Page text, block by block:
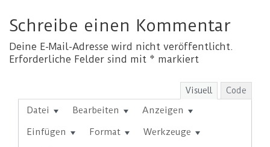
Schreibe einen Kommentar
Deine E-Mail-Adresse wird nicht veröffentlicht.
Erforderliche Felder sind mit * markiert
Visuell Code
Datei Bearbeiten
Anzeigen
Einfügen
Format
Werkzeuge